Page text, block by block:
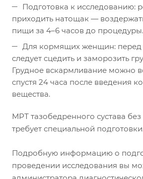
Подготовка к исследованию:
приходить натощак —
пищи за 4–6 часов до процедуры.
Для кормящих женщин: перед
следует сцедить и заморозить
Грудное вскармливание можно
спустя 24 часа после введения
вещества.
МРТ тазобедренного сустава без
требует специальной
Подробную информацию о
проведении исследования вы